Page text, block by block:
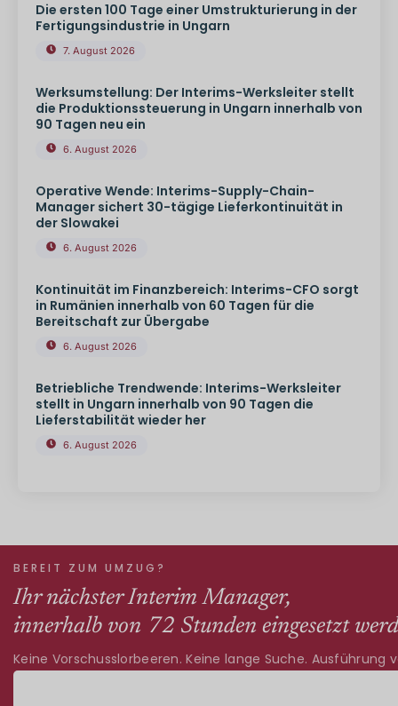
Die ersten 100 Tage einer Umstrukturierung in der
Fertigungsindustrie in Ungarn
7. August 2026
Werksumstellung: Der Interims-Werksleiter stellt
die Produktionssteuerung in Ungarn innerhalb von
90 Tagen neu ein
6. August 2026
Operative Wende: Interims-Supply-Chain-
Manager sichert 30-tägige Lieferkontinuität in
der Slowakei
6. August 2026
Kontinuität im Finanzbereich: Interims-CFO sorgt
in Rumänien innerhalb von 60 Tagen für die
Bereitschaft zur Übergabe
6. August 2026
Betriebliche Trendwende: Interims-Werksleiter
stellt in Ungarn innerhalb von 90 Tagen die
Lieferstabilität wieder her
6. August 2026
BEREIT ZUM UMZUG?
Ihr nächster Interim Manager,
innerhalb von 72 Stunden eingesetzt
Keine Vorschusslorbeeren. Keine lange Suche. Ausführung